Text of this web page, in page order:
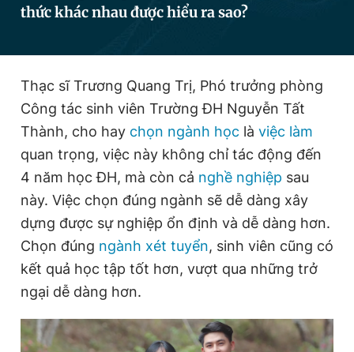
Theo dõi báo trên
Hotline Liên hệ quảng cáo
0908 780 404
Quảng cáo Tòa soạn Chính sách bảo
Tổng biên tập: Nguyễn Ngọc Toàn
Phó tổng biên tập thường trực: Hải Thành
Phó tổng biên tập: Lâm Hiếu Dũng
Phó tổng biên tập: Trần Việt Hưng
Tổng thư ký tòa soạn: Đức Trung
Giấy phép xuất bản số 110/GP - BTTTT cấp ngày 24.3.2020
chép dưới mọi hình thức nếu không có sự chấp thuận bằng văn
bản. Phát triển bởi ePi Technologies, JSC.
thức khác nhau được hiểu ra sao?
Thạc sĩ Trương Quang Trị, Phó trưởng phòng
Công tác sinh viên Trường ĐH Nguyễn Tất
Thành, cho hay chọn ngành học là việc làm
quan trọng, việc này không chỉ tác động đến
4 năm học ĐH, mà còn cả nghề nghiệp sau
này. Việc chọn đúng ngành sẽ dễ dàng xây
dựng được sự nghiệp ổn định và dễ dàng hơn.
Chọn đúng ngành xét tuyển, sinh viên cũng có
kết quả học tập tốt hơn, vượt qua những trở
ngại dễ dàng hơn.